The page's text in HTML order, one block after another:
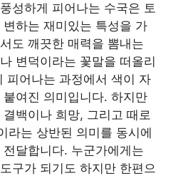
성하게 피어나는 수국은 토
하는 재미있는 특성을 가
도 깨끗한 매력을 뽐내는
변덕이라는 꽃말을 떠올리
피어나는 과정에서 색이 자
여진 의미입니다. 하지만
백이나 희망, 그리고 때로
라는 상반된 의미를 동시에
달합니다. 누군가에게는
구가 되기도 하지만 한편으